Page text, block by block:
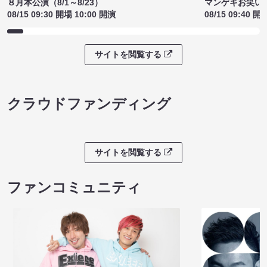
８月本公演（8/1～8/23）
08/15 09:30 開場 10:00 開演
マンゲキお笑い
08/15 09:40 開
サイトを閲覧する
クラウドファンディング
サイトを閲覧する
ファンコミュニティ